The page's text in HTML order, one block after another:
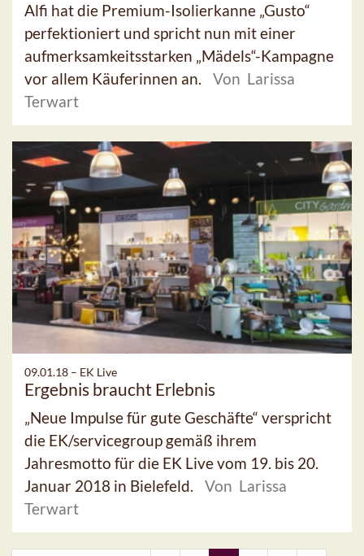
Alfi hat die Premium-Isolierkanne „Gusto“
perfektioniert und spricht nun mit einer
aufmerksamkeitsstarken „Mädels“-Kampagne
vor allem Käuferinnen an.
Von Larissa
Terwart
09.01.18 – EK Live
Ergebnis braucht Erlebnis
„Neue Impulse für gute Geschäfte“ verspricht
die EK/servicegroup gemäß ihrem
Jahresmotto für die EK Live vom 19. bis 20.
Januar 2018 in Bielefeld.
Von Larissa
Terwart